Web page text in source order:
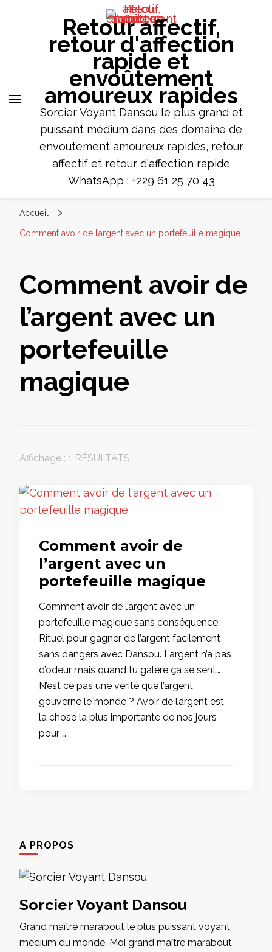
Retour affectif,
retour d'affection
rapide et
envoûtement
amoureux rapides
Sorcier Voyant Dansou le plus grand et
puissant médium dans des domaine de
envoutement amoureux rapides, retour
affectif et retour d'affection rapide
WhatsApp : +229 61 25 70 43
Accueil
Comment avoir de l’argent avec un portefeuille magique
Comment avoir de
l’argent avec un
portefeuille
magique
Affichage : 1 RÉSULTATS
Comment avoir de
l’argent avec un
portefeuille magique
Comment avoir de l’argent avec un
portefeuille magique sans conséquence,
Rituel pour gagner de l’argent facilement
sans dangers avec Dansou. L’argent n’a pas
d’odeur mais quand tu galère ça se sent…
N’est ce pas une vérité que l’argent
gouverne le monde ? Avoir de l’argent est
la chose la plus importante de nos jours
pour …
A PROPOS
Sorcier Voyant Dansou
Grand maître marabout le plus puissant voyant
médium du monde. Moi grand maître marabout